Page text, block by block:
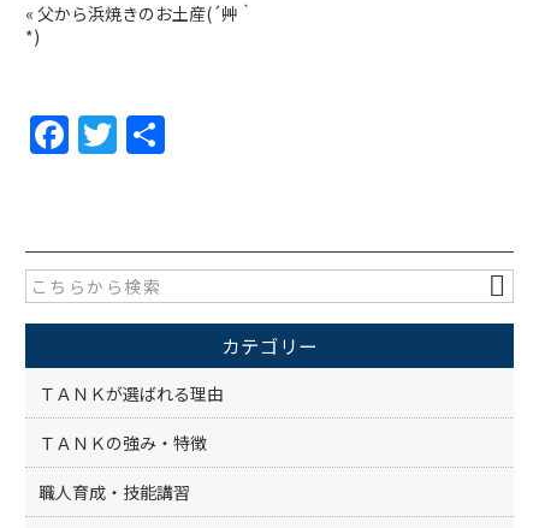
« 父から浜焼きのお土産(´艸｀
*)
F
e
b
o
o
k
T
er
カテゴリー
ＴＡＮＫが選ばれる理由
ＴＡＮＫの強み・特徴
職人育成・技能講習